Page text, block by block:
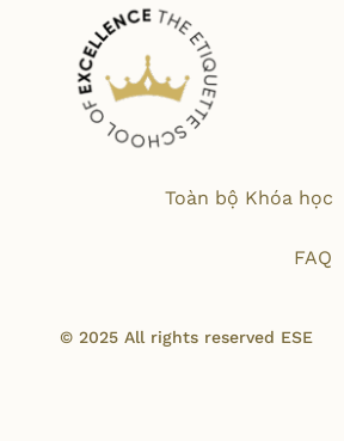
Toàn bộ Khóa học
FAQ
© 2025 All rights reserved ESE